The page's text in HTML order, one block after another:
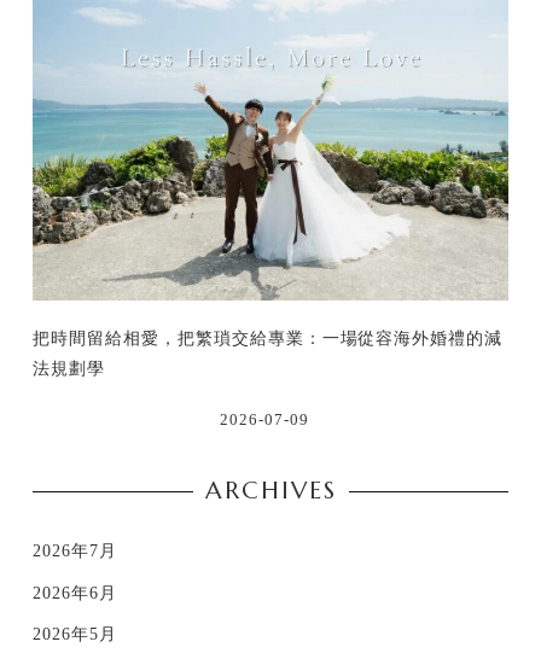
把時間留給相愛，把繁瑣交給專業：一場從容海外婚禮的減
法規劃學
2026-07-09
ARCHIVES
2026年7月
2026年6月
2026年5月